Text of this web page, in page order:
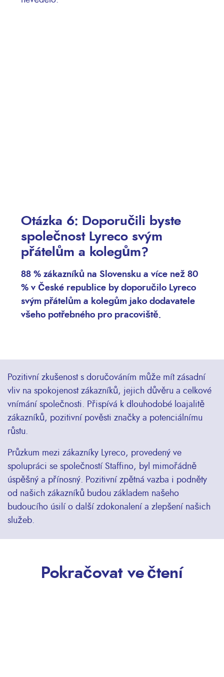
Otázka 6: Doporučili byste
společnost Lyreco svým
přátelům a kolegům?
88 % zákazníků na Slovensku a více než 80
% v České republice by doporučilo Lyreco
svým přátelům a kolegům jako dodavatele
všeho potřebného pro pracoviště.
Pozitivní zkušenost s doručováním může mít zásadní
vliv na spokojenost zákazníků, jejich důvěru a celkové
vnímání společnosti. Přispívá k dlouhodobé loajalitě
zákazníků, pozitivní pověsti značky a potenciálnímu
růstu.
Průzkum mezi zákazníky Lyreco, provedený ve
spolupráci se společností Staffino, byl mimořádně
úspěšný a přínosný. Pozitivní zpětná vazba i podněty
od našich zákazníků budou základem našeho
budoucího úsilí o další zdokonalení a zlepšení našich
služeb.
Pokračovat ve čtení